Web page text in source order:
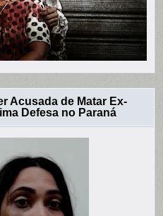
Acusada de Matar Ex-
Defesa no Paraná